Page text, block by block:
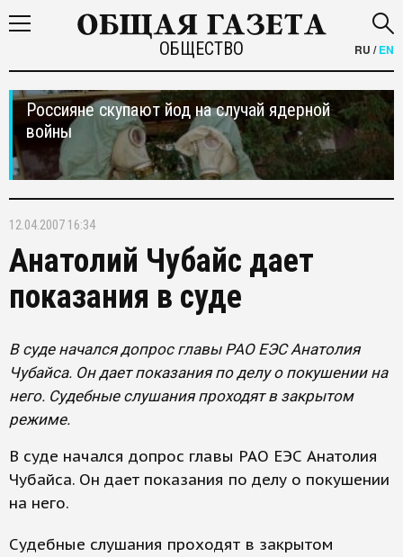
ОБЩЕСТВО RU /EN
Россияне скупают йод на случай ядерной
войны
12.04.2007 16:34
Анатолий Чубайс дает
показания в суде
В суде начался допрос главы РАО ЕЭС Анатолия
Чубайса. Он дает показания по делу о покушении на
него. Судебные слушания проходят в закрытом
режиме.
В суде начался допрос главы РАО ЕЭС Анатолия
Чубайса. Он дает показания по делу о покушении
на него.
Судебные слушания проходят в закрытом